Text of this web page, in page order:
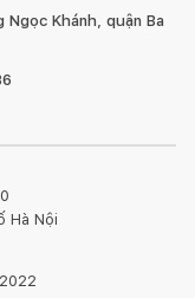
Ngọc Khánh, quận Ba
Hà Nội